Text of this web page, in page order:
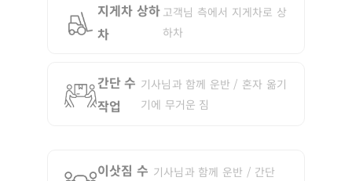
지게차 상하
차
고객님 측에서 지게차로 상
하차
간단 수
작업
기사님과 함께 운반 / 혼자 옮기
기에 무거운 짐
이삿짐 수 기사님과 함께 운반 / 간단